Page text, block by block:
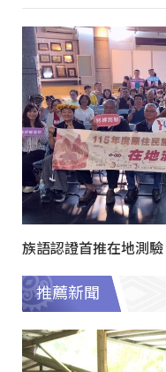
族語認證首推在地測
推薦新聞